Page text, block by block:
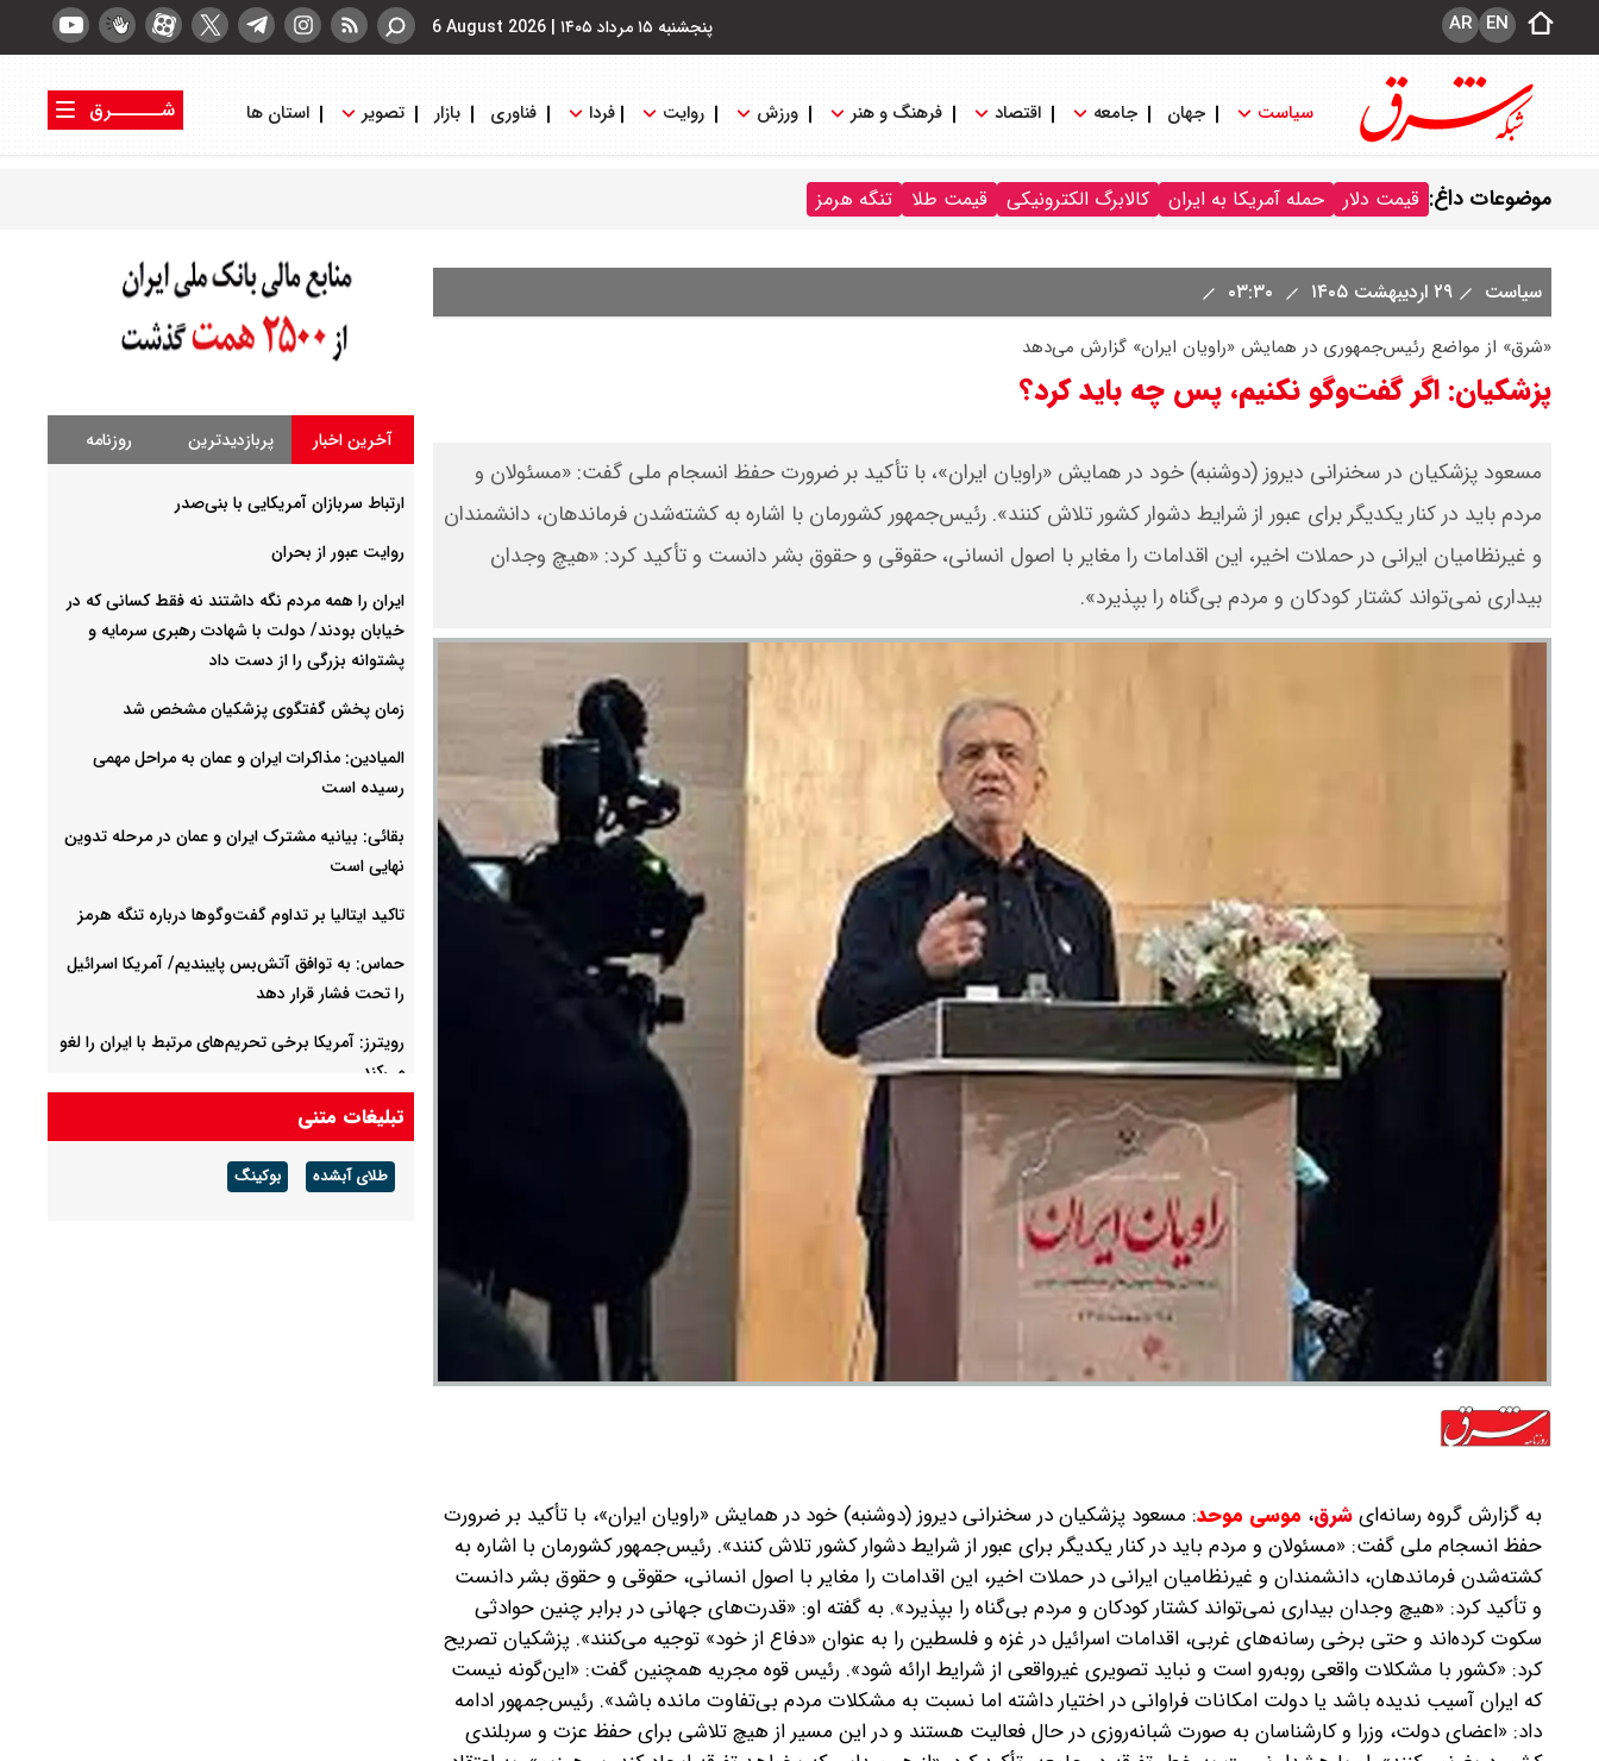
پنجشنبه ۱۵ مرداد ۱۴۰۵ |
6 August 2026 EN
AR
سیاست جهان جامعه اقتصاد فرهنگ و هنر ورزش روایت فردا فناوری بازار تصویر استان ها
شــــــرق
موضوعات داغ: قیمت دلار حمله آمریکا به ایران کالابرگ الکترونیکی قیمت طلا تنگه هرمز
سیاست ۲۹ اردیبهشت ۱۴۰۵
«شرق» از مواضع رئیس‌جمهوری در همایش «راویان ایران» گزارش می‌دهد
پزشکیان: اگر گفت‌وگو نکنیم، پس چه باید کرد؟
مسعود پزشکیان در سخنرانی دیروز (دوشنبه) خود در همایش «راویان ایران»، با تأکید بر ضرورت حفظ انسجام ملی‌ گفت: «مسئولان و
مردم باید در کنار یکدیگر برای عبور از شرایط دشوار کشور تلاش کنند». رئیس‌جمهور کشورمان با اشاره به کشته‌شدن فرماندهان، دانشمندان
و غیرنظامیان ایرانی در حملات اخیر، این اقدامات را مغایر با اصول انسانی، حقوقی و حقوق بشر دانست و تأکید کرد:‌ «هیچ وجدان
بیداری نمی‌تواند کشتار کودکان و مردم بی‌گناه را بپذیرد».
به گزارش گروه رسانه‌ایشرق، موسی موحد: مسعود پزشکیان در سخنرانی دیروز (دوشنبه) خود در همایش «راویان ایران»، با تأکید بر ضرورت
حفظ انسجام ملی‌ گفت: «مسئولان و مردم باید در کنار یکدیگر برای عبور از شرایط دشوار کشور تلاش کنند». رئیس‌جمهور کشورمان با اشاره به
کشته‌شدن فرماندهان، دانشمندان و غیرنظامیان ایرانی در حملات اخیر، این اقدامات را مغایر با اصول انسانی، حقوقی و حقوق بشر دانست
و تأکید کرد:‌ «هیچ وجدان بیداری نمی‌تواند کشتار کودکان و مردم بی‌گناه را بپذیرد». به گفته او: «قدرت‌های جهانی در برابر چنین حوادثی
سکوت کرده‌اند و حتی برخی رسانه‌های غربی، اقدامات اسرائیل در غزه و فلسطین را به ‌عنوان «دفاع از خود» توجیه می‌کنند». پزشکیان تصریح
کرد:‌ «کشور با مشکلات واقعی روبه‌رو است و نباید تصویری غیرواقعی از شرایط ارائه شود». رئیس قوه مجریه همچنین گفت: «این‌گونه نیست
که ایران آسیب ندیده باشد یا دولت امکانات فراوانی در اختیار داشته اما نسبت به مشکلات مردم بی‌تفاوت مانده باشد». رئیس‌جمهور ادامه
داد: «اعضای دولت، وزرا و کارشناسان به‌ صورت شبانه‌روزی در حال فعالیت هستند و در این مسیر از هیچ تلاشی برای حفظ عزت و سربلندی
آخرین اخبار پربازدیدترین روزنامه
ارتباط سربازان آمریکایی با بنی‌صدر
روایت عبور از بحران
ایران را همه مردم نگه داشتند نه فقط کسانی که در
خیابان بودند/ دولت با شهادت رهبری سرمایه و
پشتوانه بزرگی را از دست داد
زمان پخش گفتگوی پزشکیان مشخص شد
المیادین: مذاکرات ایران و عمان به مراحل مهمی
رسیده است
بقائی: بیانیه مشترک ایران و عمان در مرحله تدوین
نهایی است
تاکید ایتالیا بر تداوم گفت‌وگوها درباره تنگه هرمز
حماس: به توافق آتش‌بس پایبندیم/ آمریکا اسرائیل
را تحت فشار قرار دهد
رویترز: آمریکا برخی تحریم‌های مرتبط با ایران را لغو
می‌کند
الجزیره: تنها یک یا دو موضوع در مذاکرات ایران و
عمان باقی مانده است
تبلیغات متنی
طلای آبشده بوکینگ